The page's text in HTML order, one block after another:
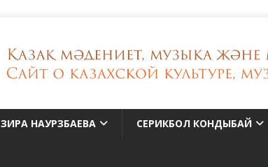
ЗИРА НАУРЗБАЕВА СЕРИКБОЛ КОНДЫБАЙ